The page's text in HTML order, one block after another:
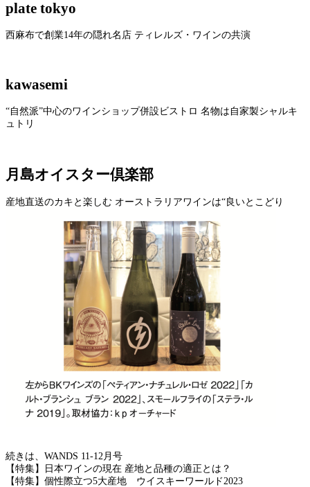
plate tokyo
西麻布で創業14年の隠れ名店 ティレルズ・ワインの共演
kawasemi
“自然派”中心のワインショップ併設ビストロ 名物は自家製シャルキ
ュトリ
月島オイスター倶楽部
産地直送のカキと楽しむ オーストラリアワインは“良いとこどり
続きは、WANDS 11-12月号
【特集】日本ワインの現在 産地と品種の適正とは？
【特集】個性際立つ5大産地 ウイスキーワールド2023